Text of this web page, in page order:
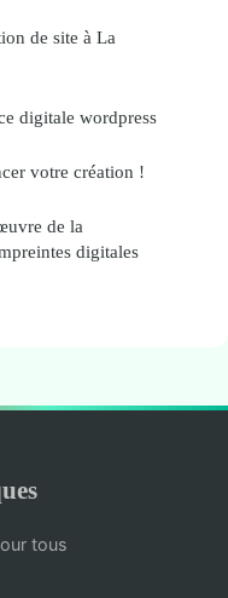
de site à La
digitale wordpress
votre création !
de la
digitales
tous